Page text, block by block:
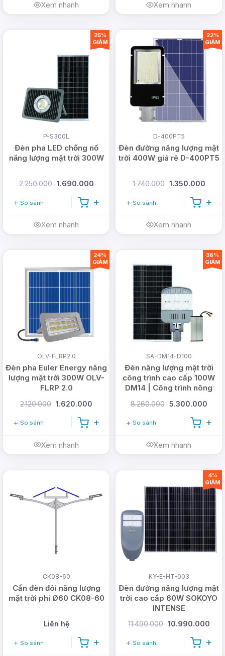
Xem nhanh Xem nhanh
P-S300L
Đèn pha LED chống nổ
năng lượng mặt trời 300W
2.250.000 1.690.000
So sánh
Xem nhanh
25%
GIẢM
D-400PT5
Đèn đường năng lượng mặt
trời 400W giá rẻ D-400PT5
1.740.000 1.350.000
So sánh
Xem nhanh
22%
GIẢM
OLV-FLRP2.0
Đèn pha Euler Energy năng
lượng mặt trời 300W OLV-
FLRP 2.0
2.120.000 1.620.000
So sánh
Xem nhanh
24%
GIẢM
SA-DM14-D100
Đèn năng lượng mặt trời
công trình cao cấp 100W
DM14 | Công trình nông
8.260.000 5.300.000
So sánh
Xem nhanh
36%
GIẢM
CK08-60
Cần đèn đôi năng lượng
mặt trời phi Ø60 CK08-60
Liên hệ
So sánh
KY-E-HT-003
Đèn đường năng lượng mặt
trời cao cấp 60W SOKOYO
INTENSE
11.490.000 10.990.000
So sánh
4%
GIẢM